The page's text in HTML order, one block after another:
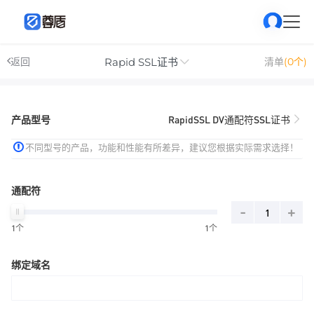
返回 Rapid SSL证书 清单(0个)
产品型号 RapidSSL DV通配符SSL证书
不同型号的产品，功能和性能有所差异，建议您根据实际需求选择！
通配符
1个 1个
- +
绑定域名